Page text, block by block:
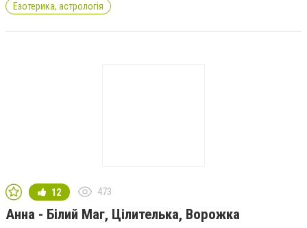
Езотерика, астрологія
12 473
Анна - Білий Маг, Цілителька, Ворожка